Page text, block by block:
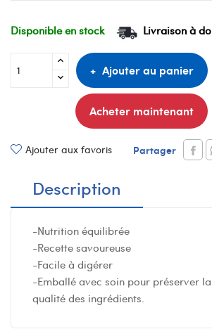
Disponible en stock Livraison à
Ajouter au panier
Acheter maintenant
Ajouter aux favoris Partager
Description
-Nutrition équilibrée
-Recette savoureuse
-Facile à digérer
-Emballé avec soin pour préserver
qualité des ingrédients.